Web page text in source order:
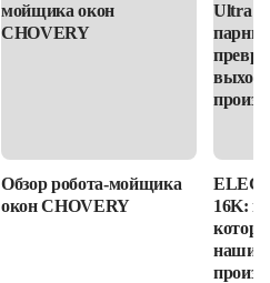
Обзор робота-мойщика
окон CHOVERY
16K:
наши